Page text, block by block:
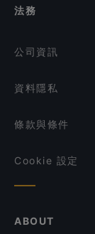
法務
公司資訊
資料隱私
條款與條件
Cookie 設定
ABOUT